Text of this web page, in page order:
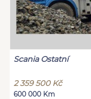
Scania Ostatní
2 359 500 Kč
600 000 Km